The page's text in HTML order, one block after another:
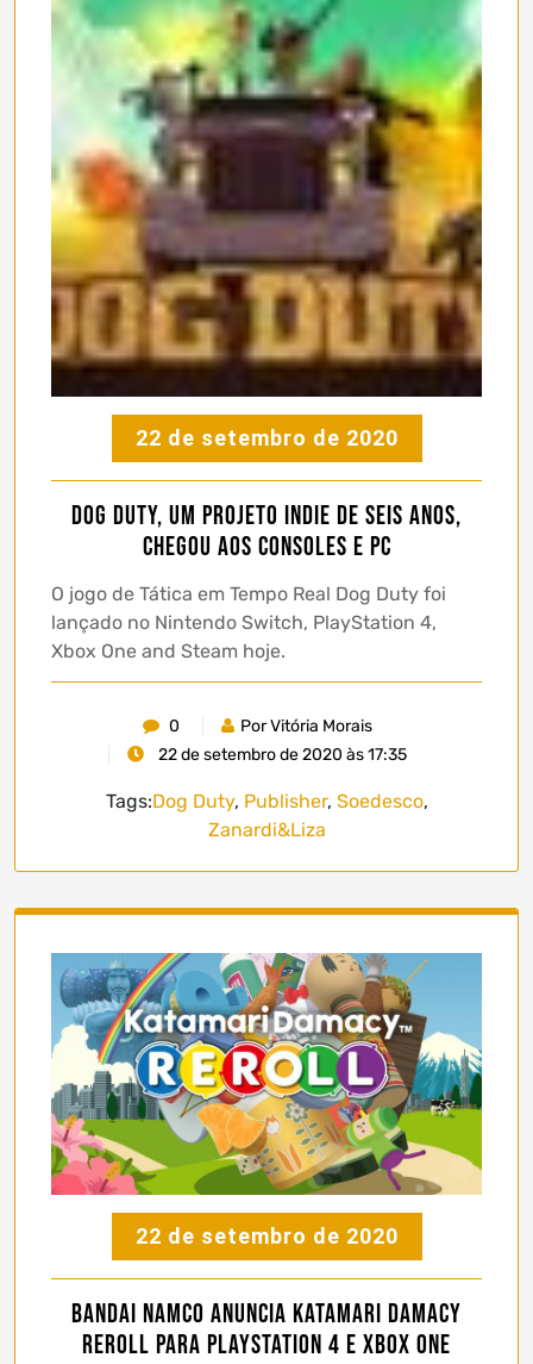
22 de setembro de 2020
Dog Duty, um projeto indie de seis anos,
chegou aos consoles e PC
O jogo de Tática em Tempo Real Dog Duty foi
lançado no Nintendo Switch, PlayStation 4,
Xbox One and Steam hoje.
0
Por Vitória Morais
22 de setembro de 2020 às 17:35
Tags:Dog Duty, Publisher, Soedesco,
Zanardi&Liza
22 de setembro de 2020
Bandai Namco anuncia Katamari Damacy
Reroll para Playstation 4 e XBOX ONE